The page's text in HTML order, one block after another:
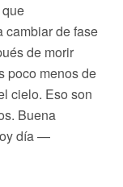
cambiar de fase
de morir
poco menos de
cielo. Eso son
Buena
día —